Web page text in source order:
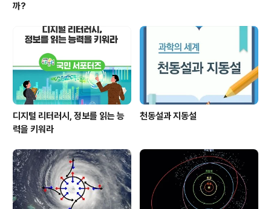
까?
디지털 리터러시, 정보를 읽는 능
력을 키워라
천동설과 지동설